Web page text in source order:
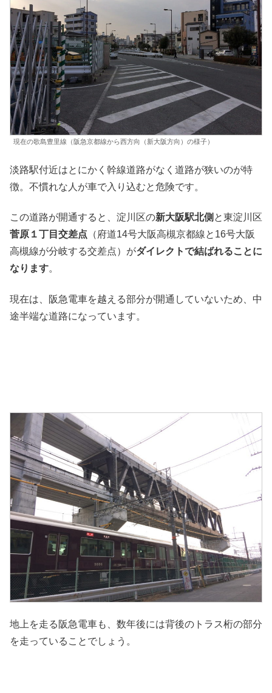
現在の歌島豊里線（阪急京都線から西方向（新大阪方向）の様子）
淡路駅付近はとにかく幹線道路がなく道路が狭いのが特
徴。不慣れな人が車で入り込むと危険です。
この道路が開通すると、淀川区の新大阪駅北側 と東淀川区
菅原１丁目交差点 （府道14号大阪高槻京都線と16号大阪
高槻線が分岐する交差点）がダイレクトで結ばれることに
なります。
現在は、阪急電車を越える部分が開通していないため、中
途半端な道路になっています。
地上を走る阪急電車も、数年後には背後のトラス桁の部分
を走っていることでしょう。